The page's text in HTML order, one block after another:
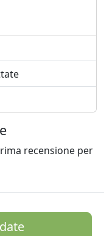
recensione per